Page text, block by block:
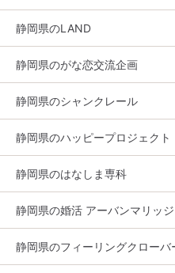
静岡県のLAND
静岡県のがな恋交流企画
静岡県のシャンクレール
静岡県のハッピープロジェクト
静岡県のはなしま専科
静岡県の婚活 アーバンマリッジ
静岡県のフィーリングクローバ